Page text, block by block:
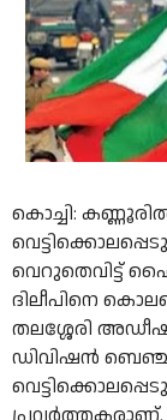
കൊച്ചി:
വെറുതെവിട്ട്
ദിലീപിനെ
തലശ്ശേരി
ഡിവിഷൻ ബെഞ്ച്